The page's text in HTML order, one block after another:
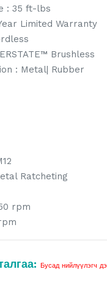
: 35 ft-lbs
Limited Warranty
Brushless
: Metal| Rubber
Ratcheting
rpm
Бусад нийлүүлэгч